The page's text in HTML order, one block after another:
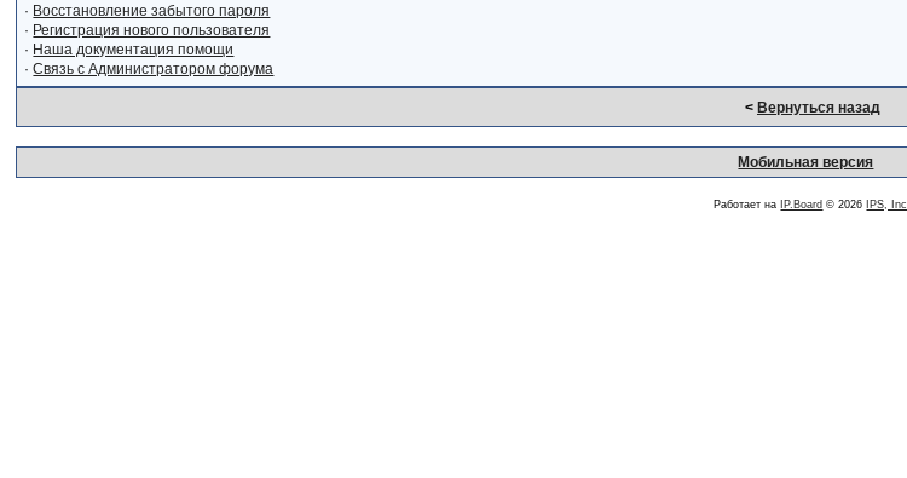
· Восстановление забытого пароля
· Регистрация нового пользователя
· Наша документация помощи
·Связь с Администратором форума
< Вернуться назад
Мобильная версия
Работает на IP.Board © 2026 IPS, Inc.